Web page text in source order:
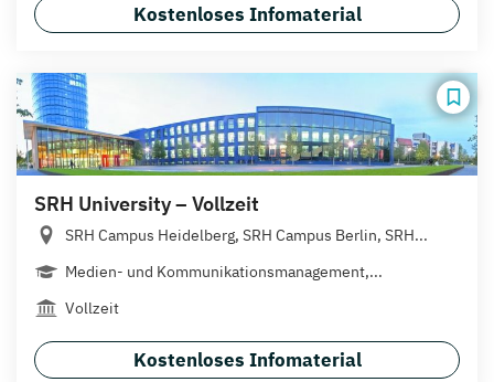
Kostenloses Infomaterial
SRH University – Vollzeit
SRH Campus Heidelberg, SRH Campus Berlin, SRH...
Medien- und Kommunikations­management,...
Vollzeit
Kostenloses Infomaterial